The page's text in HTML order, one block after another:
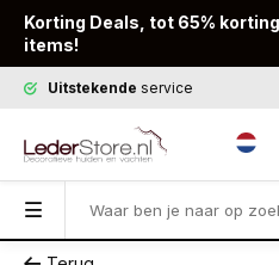
Korting Deals, tot 65%
items!
Uitstekende service